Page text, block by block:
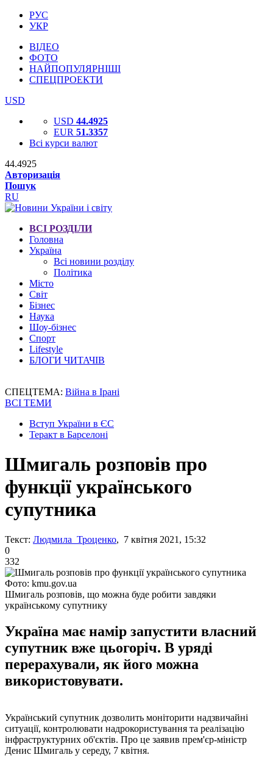
РУС
УКР
ВІДЕО
ФОТО
НАЙПОПУЛЯРНІШІ
СПЕЦПРОЕКТИ
USD
USD 44.4925
EUR 51.3357
Всі курси валют
44.4925
Авторизація
Пошук
RU
ВСІ РОЗДІЛИ
Головна
Україна
Всі новини розділу
Політика
Місто
Світ
Бізнес
Наука
Шоу-бізнес
Спорт
Lifestyle
БЛОГИ ЧИТАЧІВ
СПЕЦТЕМА: Війна в Ірані
ВСІ ТЕМИ
Вступ України в ЄС
Теракт в Барселоні
Шмигаль розповів про
функції українського
супутника
Текст: Людмила Троценко, 7 квітня 2021, 15:32
0
332
Фото: kmu.gov.ua
Шмигаль розповів, що можна буде робити завдяки
українському супутнику
Україна має намір запустити власний
супутник вже цьогоріч. В уряді
перерахували, як його можна
використовувати.
Український супутник дозволить моніторити надзвичайні
ситуації, контролювати надрокористування та реалізацію
інфраструктурних об'єктів. Про це заявив прем'єр-міністр
Денис Шмигаль у середу, 7 квітня.